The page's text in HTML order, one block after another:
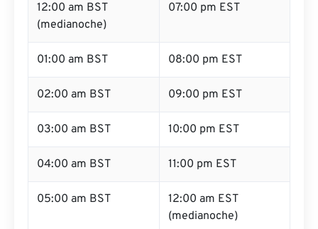
12:00 am BST
(medianoche)
07:00 pm EST
01:00 am BST 08:00 pm EST
02:00 am BST 09:00 pm EST
03:00 am BST 10:00 pm EST
04:00 am BST 11:00 pm EST
05:00 am BST
12:00 am EST
(medianoche)